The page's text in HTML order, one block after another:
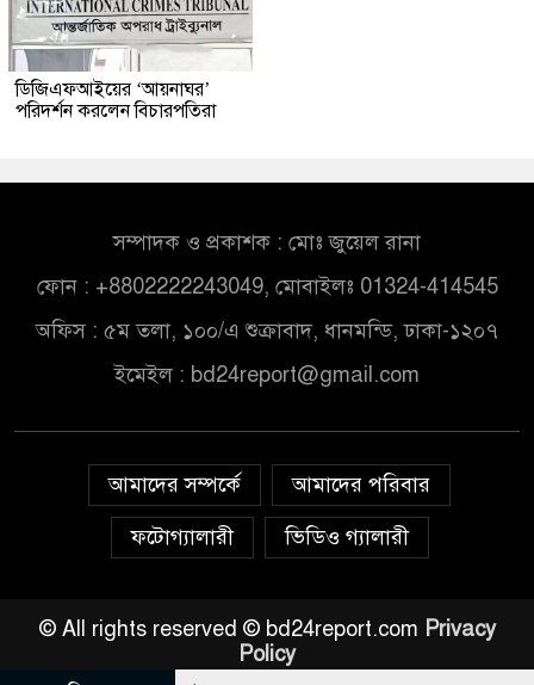
ডিজিএফআইয়ের ‘আয়নাঘর’
পরিদর্শন করলেন বিচারপতিরা
সম্পাদক ও প্রকাশক : মোঃ জুয়েল রানা
ফোন : +8802222243049, মোবাইলঃ 01324-414545
অফিস : ৫ম তলা, ১০০/এ শুক্রাবাদ, ধানমন্ডি, ঢাকা-১২০৭
ইমেইল : bd24report@gmail.com
আমাদের সম্পর্কে
আমাদের পরিবার
ফটোগ্যালারী
ভিডিও গ্যালারী
© All rights reserved © bd24report.com Privacy
Policy